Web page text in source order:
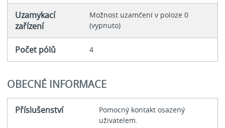
Uzamykací
zařízení
Možnost uzamčení v poloze 0
(vypnuto)
Počet pólů 4
OBECNÉ INFORMACE
Příslušenství
Pomocný kontakt osazený
uživatelem.